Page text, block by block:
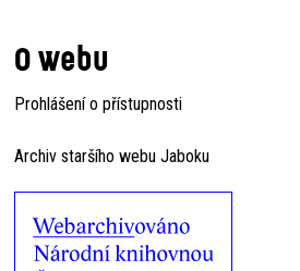
O webu
Prohlášení o přístupnosti
Archiv staršího webu Jaboku